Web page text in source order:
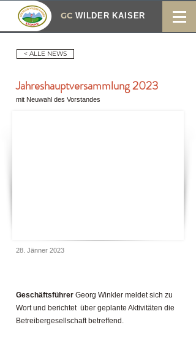
WILDER KAISER
GC
< ALLE NEWS
Jahreshauptversammlung 2023
mit Neuwahl des Vorstandes
28. Jänner 2023
Geschäftsführer Georg Winkler meldet sich zu
Wort und berichtet über geplante Aktivitäten die
Betreibergesellschaft betreffend.